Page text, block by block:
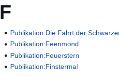
F
Publikation:Die Fahrt der
Publikation:Feenmond
Publikation:Feuerstern
Publikation:Finstermal